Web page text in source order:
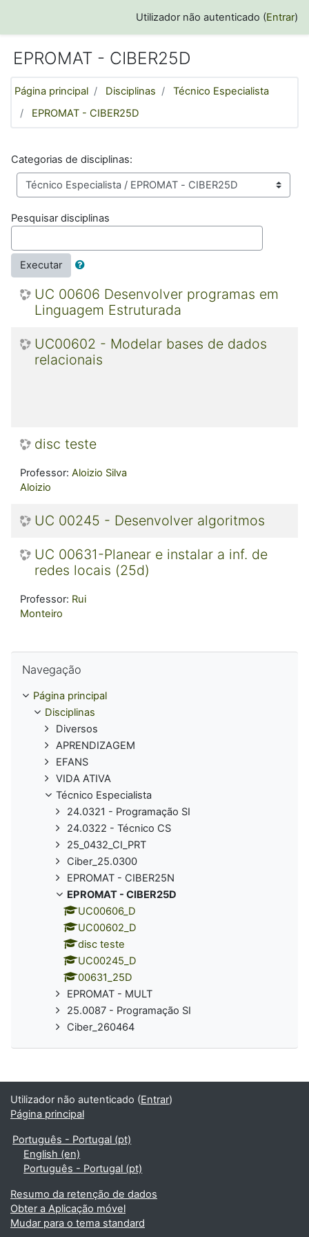
Utilizador não autenticado (Entrar)
EPROMAT - CIBER25D
Página principal Disciplinas
Técnico Especialista
EPROMAT - CIBER25D
Categorias de disciplinas:
Pesquisar disciplinas
Executar
UC 00606 Desenvolver programas em
Linguagem Estruturada
UC00602 - Modelar bases de dados
relacionais
disc teste
Professor: Aloizio Silva
Aloizio
UC 00245 - Desenvolver algoritmos
UC 00631-Planear e instalar a inf. de
redes locais (25d)
Professor: Rui
Monteiro
Navegação
Página principal
Disciplinas
Diversos
APRENDIZAGEM
EFANS
VIDA ATIVA
Técnico Especialista
24.0321 - Programação SI
24.0322 - Técnico CS
25_0432_CI_PRT
Ciber_25.0300
EPROMAT - CIBER25N
EPROMAT - CIBER25D
UC00606_D
UC00602_D
disc teste
UC00245_D
00631_25D
EPROMAT - MULT
25.0087 - Programação SI
Ciber_260464
Utilizador não autenticado (Entrar)
Página principal
Português - Portugal ‎(pt)‎
English ‎(en)‎
Português - Portugal ‎(pt)‎
Resumo da retenção de dados
Obter a Aplicação móvel
Mudar para o tema standard